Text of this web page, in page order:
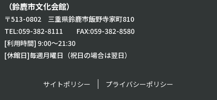
（鈴鹿市文化会館）
〒513-0802 三重県鈴鹿市飯野寺家町810
TEL:059-382-8111 FAX:059-382-8580
[利用時間] 9:00～21:30
[休館日]毎週月曜日（祝日の場合は翌日）
サイトポリシー プライバシーポリシー